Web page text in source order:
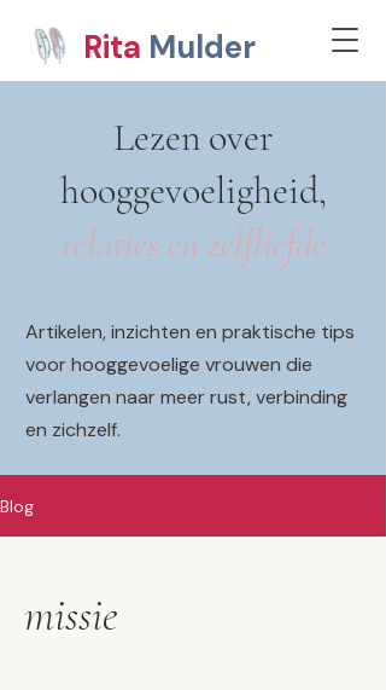
Rita Mulder
Lezen over
hooggevoeligheid,
relaties en zelfliefde
Artikelen, inzichten en praktische tips
voor hooggevoelige vrouwen die
verlangen naar meer rust, verbinding
en zichzelf.
Blog
missie